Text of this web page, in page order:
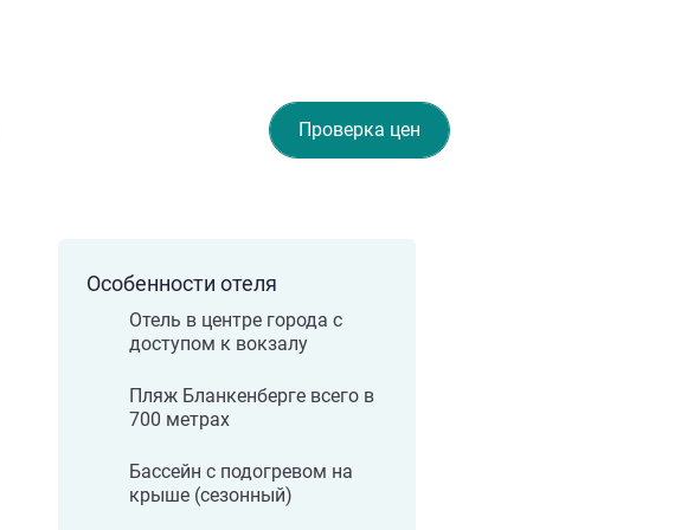
Проверка цен
Особенности отеля
Отель в центре города с
доступом к вокзалу
Пляж Бланкенберге всего в
700 метрах
Бассейн с подогревом на
крыше (сезонный)